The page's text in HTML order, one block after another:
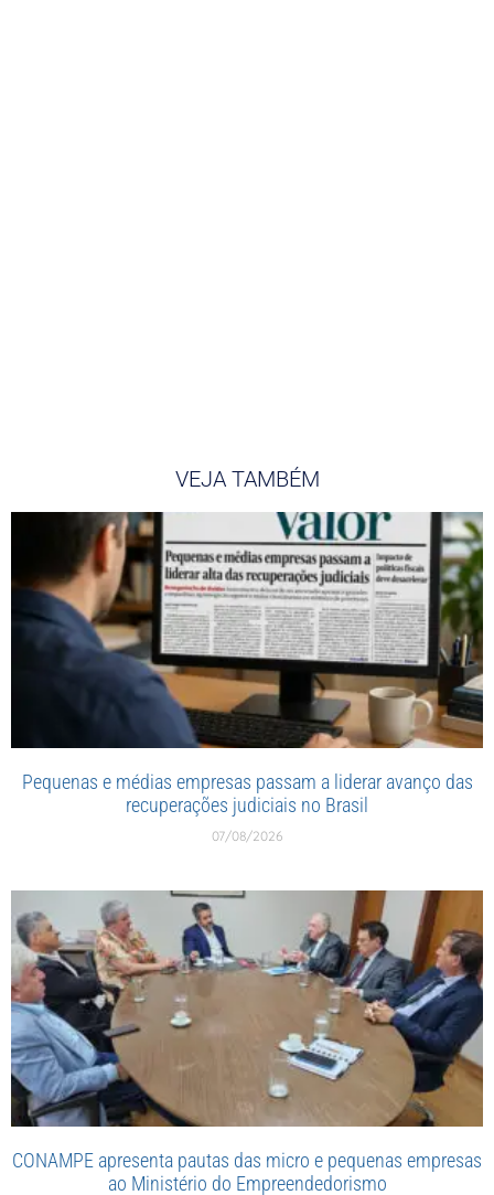
VEJA TAMBÉM
Pequenas e médias empresas passam a liderar avanço das
recuperações judiciais no Brasil
07/08/2026
CONAMPE apresenta pautas das micro e pequenas empresas
ao Ministério do Empreendedorismo